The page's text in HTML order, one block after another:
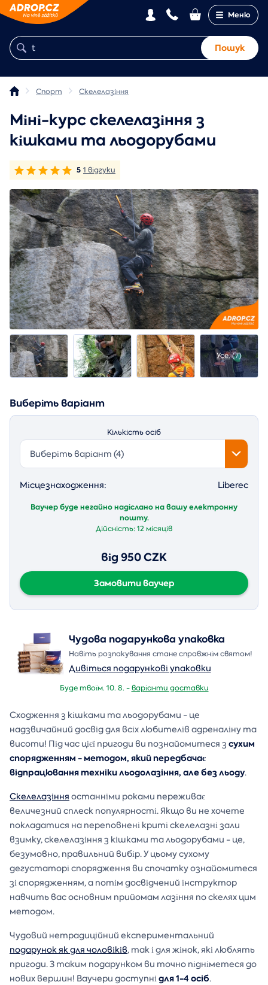
Меню
Пошук
Спорт Скелелазіння
Міні-курс скелелазіння з
кішками та льодорубами
5 1 відгуки
Усе.(7)
Виберіть варіант
Кількість осіб
Виберіть варіант (4)
Місцезнаходження: Liberec
Ваучер буде негайно надіслано на вашу електронну
пошту.
Дійсність:12 місяців
від 950 CZK
Замовити ваучер
Чудова подарункова упаковка
Навіть розпакування стане справжнім святом!
Дивіться подарункові упаковки
Буде твоїм. 10. 8. -варіанти доставки
Сходження з кішками та льодорубами - це
надзвичайний досвід для всіх любителів адреналіну та
висоти! Під час цієї пригоди ви познайомитеся з сухим
спорядженням - методом, який передбачає
відпрацювання техніки льодолазіння, але без льоду.
Скелелазіння останніми роками переживає
величезний сплеск популярності. Якщо ви не хочете
покладатися на переповнені криті скелелазні зали
взимку, скелелазіння з кішками та льодорубами - це,
безумовно, правильний вибір. У цьому сухому
дегустаторі спорядження ви спочатку ознайомитеся
зі спорядженням, а потім досвідчений інструктор
навчить вас основним прийомам лазіння по скелях цим
методом.
Чудовий нетрадиційний експериментальний
подарунок як для чоловіків, так і для жінок, які люблять
пригоди. З таким подарунком ви точно підніметеся до
нових вершин! Ваучери доступнідля 1-4 осіб.